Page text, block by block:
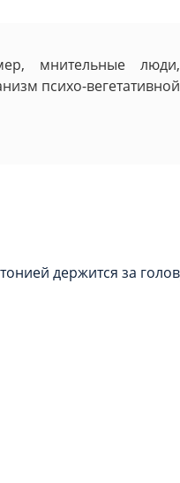
мнительные люди,
психо-вегетативной